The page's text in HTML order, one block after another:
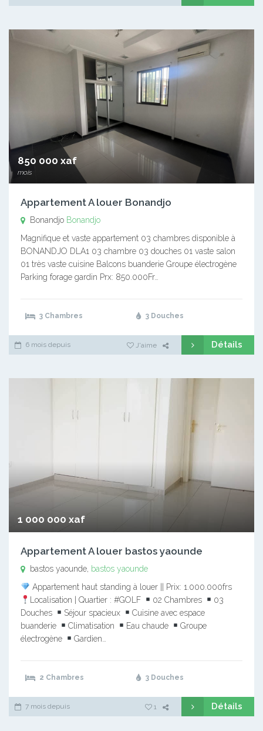
850 000 xaf
mois
Appartement A louer Bonandjo
Bonandjo Bonandjo
Magnifique et vaste appartement 03 chambres disponible à
BONANDJO DLA1 03 chambre 03 douches 01 vaste salon
01 très vaste cuisine Balcons buanderie Groupe électrogène
Parking forage gardin Prx: 850.000Fr…
3 Chambres 3 Douches
6 mois depuis J'aime Détails
1 000 000 xaf
Appartement A louer bastos yaounde
bastos yaounde, bastos yaounde
Appartement haut standing à louer || Prix: 1.000.000frs
Localisation | Quartier : #GOLF
02 Chambres
03
Douches
Séjour spacieux
Cuisine avec espace
buanderie
Climatisation Eau chaude
Groupe
électrogène
Gardien…
2 Chambres 3 Douches
7 mois depuis 1 Détails